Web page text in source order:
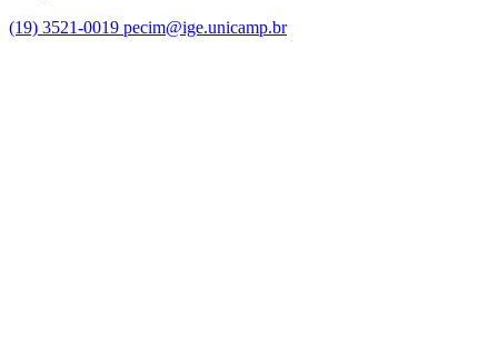
(19) 3521-0019 pecim@ige.unicamp.br